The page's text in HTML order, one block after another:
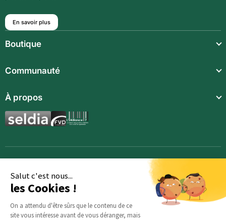
Salut c'est nous...
les Cookies !
On a attendu d'être sûrs que le contenu de ce
site vous intéresse avant de vous déranger, mais
En savoir plus
Boutique
Compléments alimentaires
Boissons techniques
Communauté
Communauté
Magazine
À propos
Qui sommes-nous ?
Opportunités
Inscription